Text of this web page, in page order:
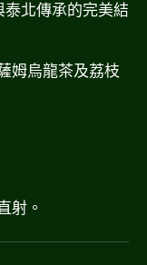
北傳承的完美結
姆烏龍茶及荔枝
射。